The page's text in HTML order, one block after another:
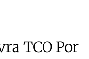
TCO Por